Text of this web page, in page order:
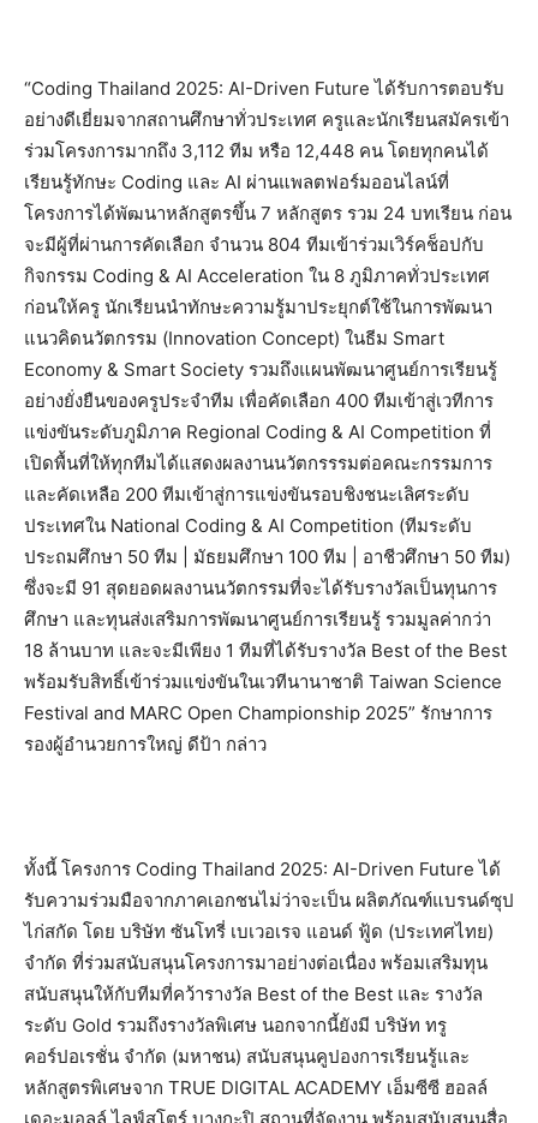
“Coding Thailand 2025: AI-Driven Future ได้รับการตอบรับ
อย่างดีเยี่ยมจากสถานศึกษาทั่วประเทศ ครูและนักเรียนสมัครเข้า
ร่วมโครงการมากถึง 3,112 ทีม หรือ 12,448 คน โดยทุกคนได้
เรียนรู้ทักษะ Coding และ AI ผ่านแพลตฟอร์มออนไลน์ที่
โครงการได้พัฒนาหลักสูตรขึ้น 7 หลักสูตร รวม 24 บทเรียน ก่อน
จะมีผู้ที่ผ่านการคัดเลือก จำนวน 804 ทีมเข้าร่วมเวิร์คช็อปกับ
กิจกรรม Coding & AI Acceleration ใน 8 ภูมิภาคทั่วประเทศ
ก่อนให้ครู นักเรียนนำทักษะความรู้มาประยุกต์ใช้ในการพัฒนา
แนวคิดนวัตกรรม (Innovation Concept) ในธีม Smart
Economy & Smart Society รวมถึงแผนพัฒนาศูนย์การเรียนรู้
อย่างยั่งยืนของครูประจำทีม เพื่อคัดเลือก 400 ทีมเข้าสู่เวทีการ
แข่งขันระดับภูมิภาค Regional Coding & AI Competition ที่
เปิดพื้นที่ให้ทุกทีมได้แสดงผลงานนวัตกรรรมต่อคณะกรรมการ
และคัดเหลือ 200 ทีมเข้าสู่การแข่งขันรอบชิงชนะเลิศระดับ
ประเทศใน National Coding & AI Competition (ทีมระดับ
ประถมศึกษา 50 ทีม | มัธยมศึกษา 100 ทีม | อาชีวศึกษา 50 ทีม)
ซึ่งจะมี 91 สุดยอดผลงานนวัตกรรมที่จะได้รับรางวัลเป็นทุนการ
ศึกษา และทุนส่งเสริมการพัฒนาศูนย์การเรียนรู้ รวมมูลค่ากว่า
18 ล้านบาท และจะมีเพียง 1 ทีมที่ได้รับรางวัล Best of the Best
พร้อมรับสิทธิ์เข้าร่วมแข่งขันในเวทีนานาชาติ Taiwan Science
Festival and MARC Open Championship 2025” รักษาการ
รองผู้อำนวยการใหญ่ ดีป้า กล่าว
ทั้งนี้ โครงการ Coding Thailand 2025: AI-Driven Future ได้
รับความร่วมมือจากภาคเอกชนไม่ว่าจะเป็น ผลิตภัณฑ์แบรนด์ซุป
ไก่สกัด โดย บริษัท ซันโทรี่ เบเวอเรจ แอนด์ ฟู้ด (ประเทศไทย)
จำกัด ที่ร่วมสนับสนุนโครงการมาอย่างต่อเนื่อง พร้อมเสริมทุน
สนับสนุนให้กับทีมที่คว้ารางวัล Best of the Best และ รางวัล
ระดับ Gold รวมถึงรางวัลพิเศษ นอกจากนี้ยังมี บริษัท ทรู
คอร์ปอเรชั่น จำกัด (มหาชน) สนับสนุนคูปองการเรียนรู้และ
หลักสูตรพิเศษจาก TRUE DIGITAL ACADEMY เอ็มซีซี ฮอลล์